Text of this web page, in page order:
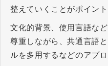
整えていくことがポイント
文化的背景、使用言語な
尊重しながら、共通言語
ルを多用するなどのアプ